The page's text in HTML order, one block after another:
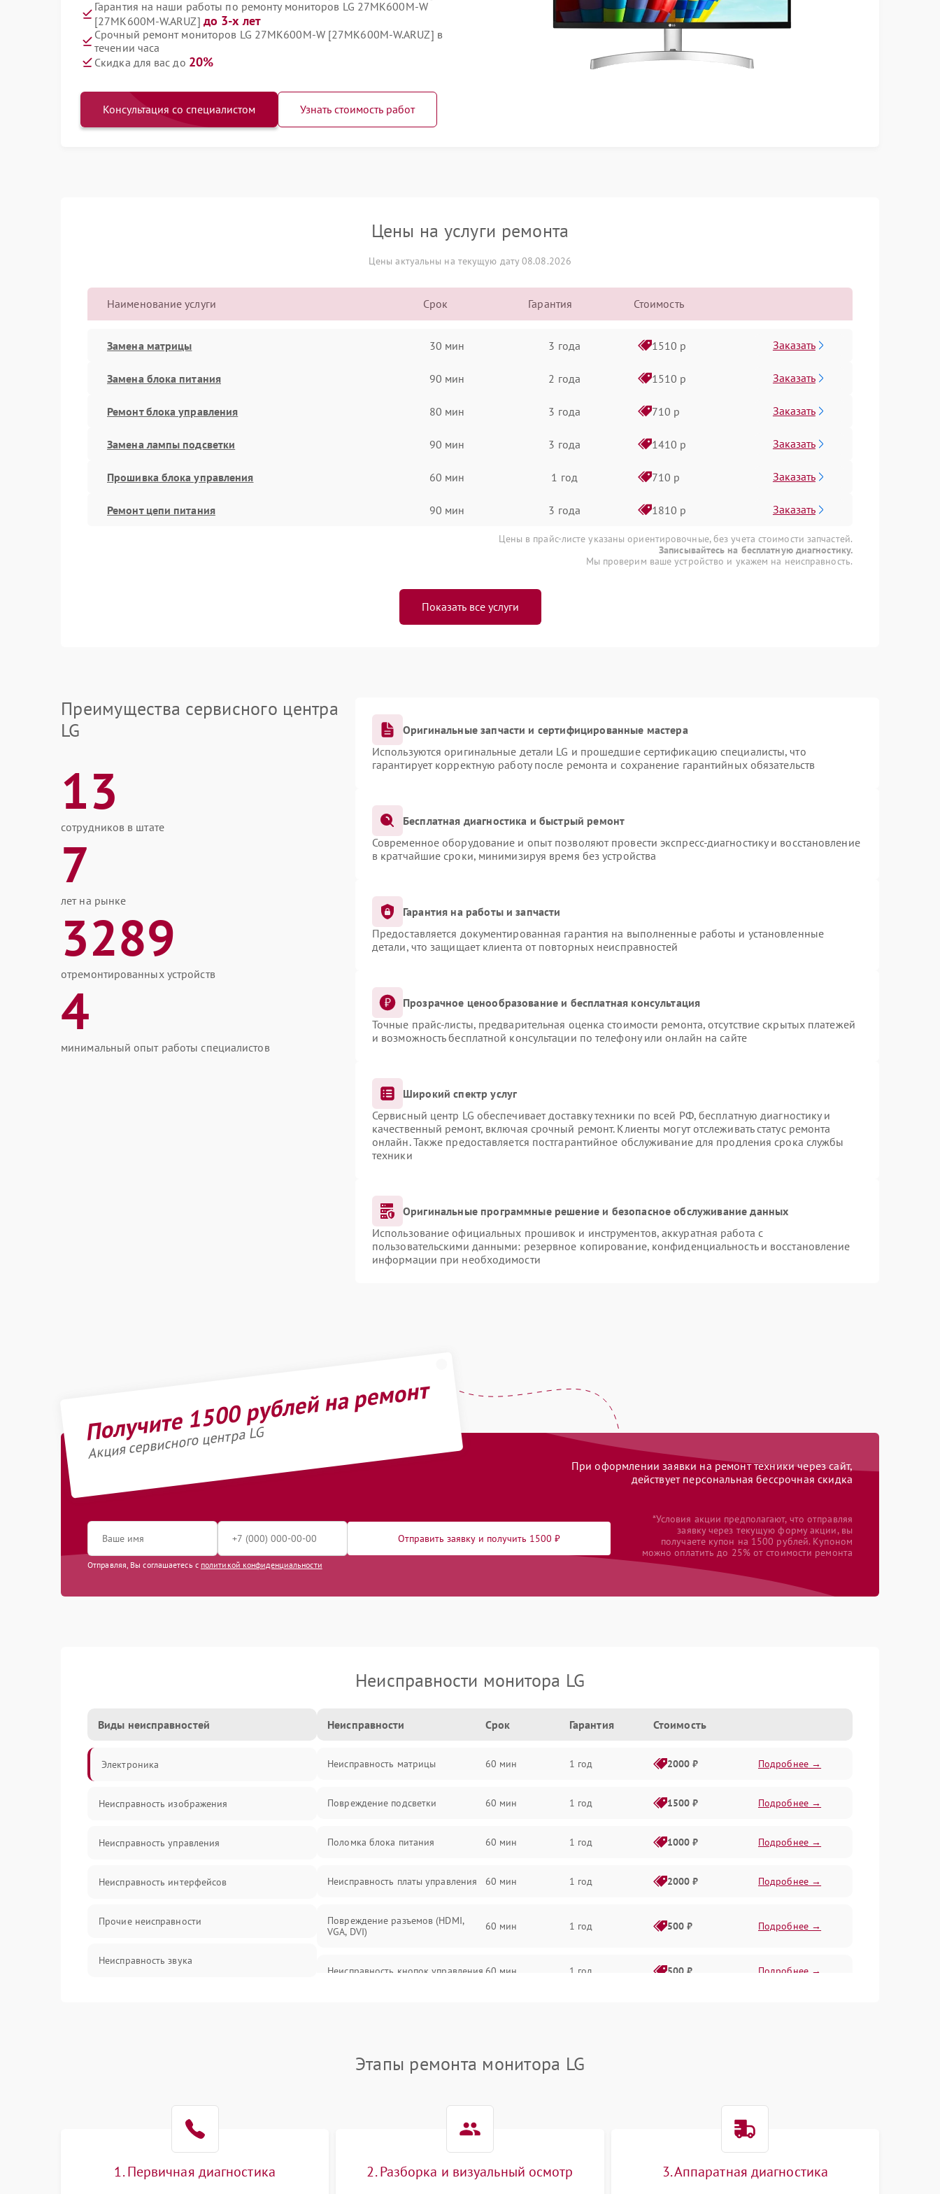
Гарантия на наши работы по ремонту мониторов LG 27MK600M-W
[27MK600M-W.ARUZ] до 3-х лет
Срочный ремонт мониторов LG 27MK600M-W [27MK600M-W.ARUZ] в
течении часа
Скидка для вас до 20%
Консультация со специалистом Узнать стоимость работ
Цены на услуги ремонта
Цены актуальны на текущую дату 08.08.2026
Наименование услуги Срок Гарантия Стоимость
Замена матрицы 30 мин 3 года 1510 р Заказать
Замена блока питания 90 мин 2 года 1510 р Заказать
Ремонт блока управления 80 мин 3 года 710 р Заказать
Замена лампы подсветки 90 мин 3 года 1410 р Заказать
Прошивка блока управления 60 мин 1 год 710 р Заказать
Ремонт цепи питания 90 мин 3 года 1810 р Заказать
Цены в прайс-листе указаны ориентировочные, без учета стоимости запчастей.
Записывайтесь на бесплатную диагностику.
Мы проверим ваше устройство и укажем на неисправность.
Показать все услуги
Преимущества сервисного центра
LG
13
сотрудников в штате
7
лет на рынке
3289
отремонтированных устройств
4
минимальный опыт работы специалистов
Оригинальные запчасти и сертифицированные мастера
Используются оригинальные детали LG и прошедшие сертификацию специалисты, что
гарантирует корректную работу после ремонта и сохранение гарантийных обязательств
Бесплатная диагностика и быстрый ремонт
Современное оборудование и опыт позволяют провести экспресс-диагностику и восстановление
в кратчайшие сроки, минимизируя время без устройства
Гарантия на работы и запчасти
Предоставляется документированная гарантия на выполненные работы и установленные
детали, что защищает клиента от повторных неисправностей
Прозрачное ценообразование и бесплатная консультация
Точные прайс-листы, предварительная оценка стоимости ремонта, отсутствие скрытых платежей
и возможность бесплатной консультации по телефону или онлайн на сайте
Широкий спектр услуг
Сервисный центр LG обеспечивает доставку техники по всей РФ, бесплатную диагностику и
качественный ремонт, включая срочный ремонт. Клиенты могут отслеживать статус ремонта
онлайн. Также предоставляется постгарантийное обслуживание для продления срока службы
техники
Оригинальные программные решение и безопасное обслуживание данных
Использование официальных прошивок и инструментов, аккуратная работа с
пользовательскими данными: резервное копирование, конфиденциальность и восстановление
информации при необходимости
Получите 1500 рублей на ремонт
Акция сервисного центра LG
При оформлении заявки на ремонт техники через сайт,
действует персональная бессрочная скидка
Отправить заявку и получить 1500 ₽
Отправляя, Вы соглашаетесь с политикой конфиденциальности
*Условия акции предполагают, что отправляя
заявку через текущую форму акции, вы
получаете купон на 1500 рублей. Купоном
можно оплатить до 25% от стоимости ремонта
Неисправности монитора LG
Виды неисправностей
Электроника
Неисправность изображения
Неисправность управления
Неисправность интерфейсов
Прочие неисправности
Неисправность звука
Неисправности Срок Гарантия Стоимость
Неисправность матрицы 60 мин 1 год 2000 ₽ Подробнее →
Повреждение подсветки 60 мин 1 год 1500 ₽ Подробнее →
Поломка блока питания 60 мин 1 год 1000 ₽ Подробнее →
Неисправность платы управления 60 мин 1 год 2000 ₽ Подробнее →
Повреждение разъемов (HDMI,
VGA, DVI)
60 мин 1 год 500 ₽ Подробнее →
Неисправность кнопок управления 60 мин 1 год 500 ₽ Подробнее →
Поломка системы автоматического
Этапы ремонта монитора LG
1. Первичная диагностика 2. Разборка и визуальный осмотр 3. Аппаратная диагностика